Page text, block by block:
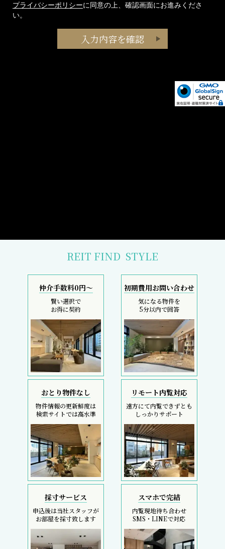
プライバシーポリシーに同意の上、確認画面にお進みくださ
い。
REIT FIND STYLE
仲介手数料0円～
賢い選択で
お得に契約
初期費用お問い合わせ
気になる物件を
5分以内で回答
おとり物件なし
物件情報の更新鮮度は
検索サイトでは高水準
リモート内覧対応
遠方にて内覧できずとも
しっかりサポート
採寸サービス
申込後は当社スタッフが
お部屋を採寸致します
スマホで完結
内覧現地待ち合わせ
SMS・LINEで対応